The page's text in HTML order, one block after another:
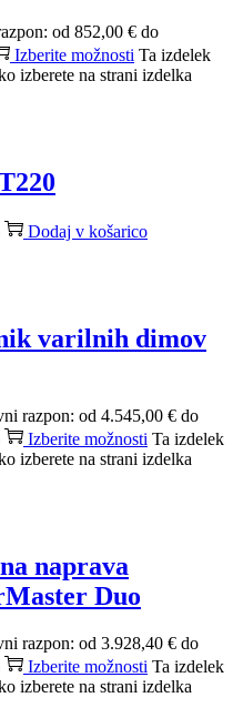
od 852,00 € do
Izberite možnosti Ta izdelek
izberete na strani izdelka
Dodaj v košarico
varilnih dimov
razpon: od 4.545,00 € do
Izberite možnosti Ta izdelek
izberete na strani izdelka
naprava
Duo
razpon: od 3.928,40 € do
Izberite možnosti Ta izdelek
izberete na strani izdelka